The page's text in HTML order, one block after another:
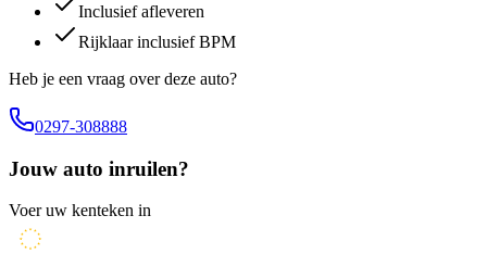
Inclusief afleveren
Rijklaar inclusief BPM
Heb je een vraag over deze auto?
0297-308888
Jouw auto inruilen?
Voer uw kenteken in